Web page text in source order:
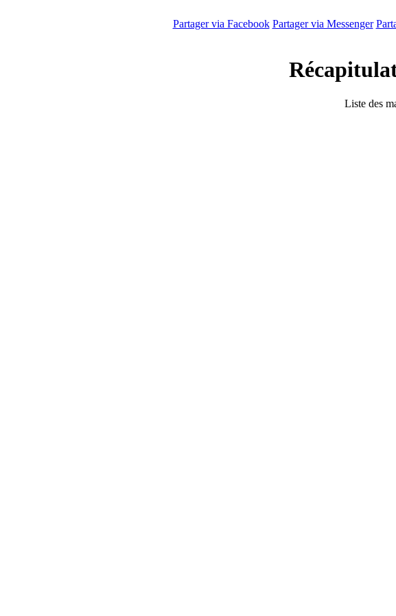
Partager via Facebook Partager via Messenger
Liste des